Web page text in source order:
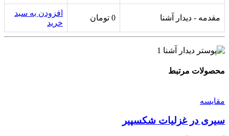
مقدمه - دیدار آشنا 0 تومان
افزودن به سبد
خرید
محصولات مرتبط
مقایسه
سیری در غزلیات شکسپیر